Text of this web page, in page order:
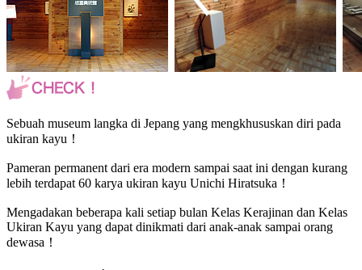
Sebuah museum langka di Jepang yang mengkhususkan diri pada
ukiran kayu！
Pameran permanent dari era modern sampai saat ini dengan kurang
lebih terdapat 60 karya ukiran kayu Unichi Hiratsuka！
Mengadakan beberapa kali setiap bulan Kelas Kerajinan dan Kelas
Ukiran Kayu yang dapat dinikmati dari anak-anak sampai orang
dewasa！